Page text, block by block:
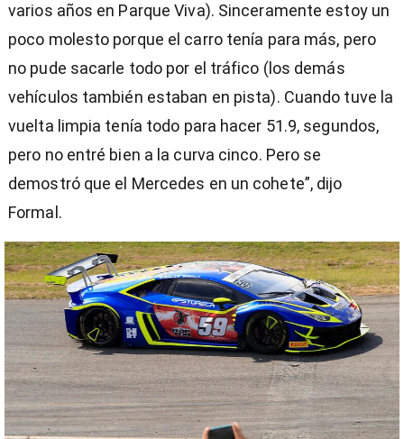
varios años en Parque Viva). Sinceramente estoy un
poco molesto porque el carro tenía para más, pero
no pude sacarle todo por el tráfico (los demás
vehículos también estaban en pista). Cuando tuve la
vuelta limpia tenía todo para hacer 51.9, segundos,
pero no entré bien a la curva cinco. Pero se
demostró que el Mercedes en un cohete”, dijo
Formal.